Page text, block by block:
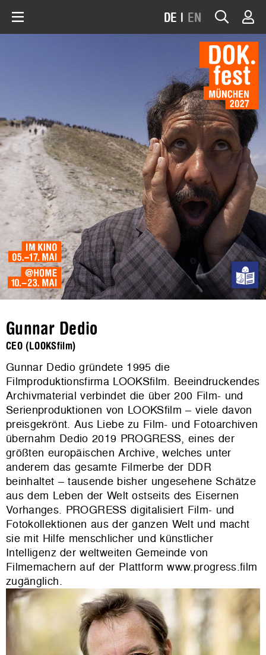
DE | EN
Gunnar Dedio
CEO (LOOKSfilm)
Gunnar Dedio gründete 1995 die
Filmproduktionsfirma LOOKSfilm. Beeindruckendes
Archivmaterial verbindet die über 200 Film- und
Serienproduktionen von LOOKSfilm – viele davon
preisgekrönt. Aus Liebe zu Film- und Fotoarchiven
übernahm Dedio 2019 PROGRESS, eines der
größten europäischen Archive, welches unter
anderem das gesamte Filmerbe der DDR
beinhaltet – tausende bisher ungesehene Schätze
aus dem Leben der Welt ostseits des Eisernen
Vorhanges. PROGRESS digitalisiert Film- und
Fotokollektionen aus der ganzen Welt und macht
sie mit Hilfe menschlicher und künstlicher
Intelligenz der weltweiten Gemeinde von
Filmemachern auf der Plattform www.progress.film
zugänglich.